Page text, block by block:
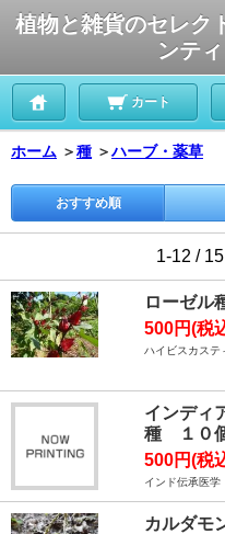
植物と雑貨のセレク
ンテ
カート
ホーム ＞種 ＞ハーブ・薬草
おすすめ順
1-12 / 15
ローゼ
500円(税
ハイビスカステ
インディ
種 １０
500円(税
インド伝承医
カルダモ